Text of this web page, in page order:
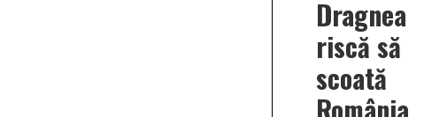
Dragnea
riscă să
scoată